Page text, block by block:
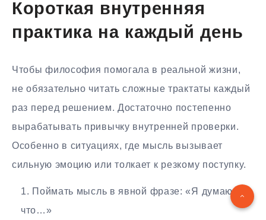
Короткая внутренняя
практика на каждый день
Чтобы философия помогала в реальной жизни,
не обязательно читать сложные трактаты каждый
раз перед решением. Достаточно постепенно
вырабатывать привычку внутренней проверки.
Особенно в ситуациях, где мысль вызывает
сильную эмоцию или толкает к резкому поступку.
Поймать мысль в явной фразе: «Я думаю,
что…»